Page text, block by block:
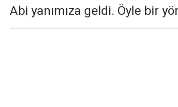
Abi yanımıza geldi. Öyle bir